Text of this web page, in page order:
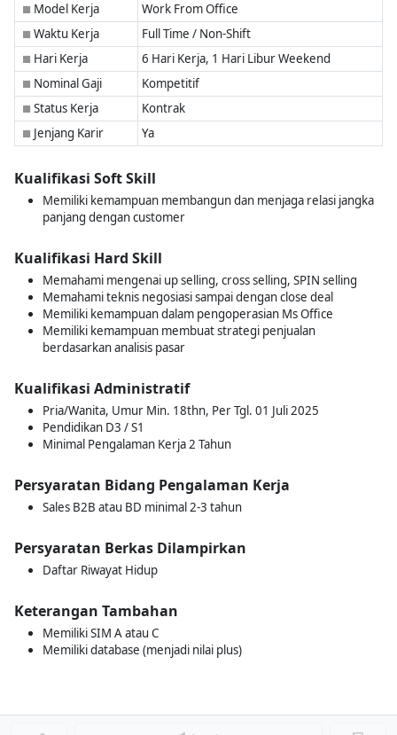
■ Model Kerja Work From Office
■ Waktu Kerja Full Time / Non-Shift
■ Hari Kerja 6 Hari Kerja, 1 Hari Libur Weekend
■ Nominal Gaji Kompetitif
■ Status Kerja Kontrak
■ Jenjang Karir Ya
Kualifikasi Soft Skill
Memiliki kemampuan membangun dan menjaga relasi jangka
panjang dengan customer
Kualifikasi Hard Skill
Memahami mengenai up selling, cross selling, SPIN selling
Memahami teknis negosiasi sampai dengan close deal
Memiliki kemampuan dalam pengoperasian Ms Office
Memiliki kemampuan membuat strategi penjualan
berdasarkan analisis pasar
Kualifikasi Administratif
Pria/Wanita, Umur Min. 18thn, Per Tgl. 01 Juli 2025
Pendidikan D3 / S1
Minimal Pengalaman Kerja 2 Tahun
Persyaratan Bidang Pengalaman Kerja
Sales B2B atau BD minimal 2-3 tahun
Persyaratan Berkas Dilampirkan
Daftar Riwayat Hidup
Keterangan Tambahan
Memiliki SIM A atau C
Memiliki database (menjadi nilai plus)